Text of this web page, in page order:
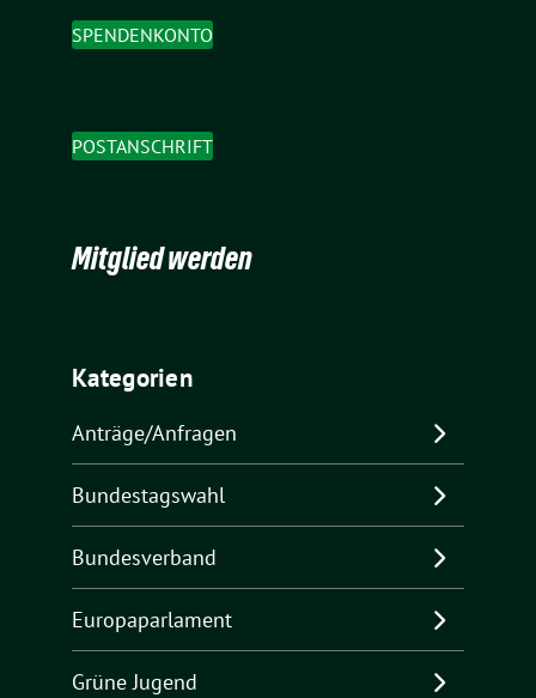
SPENDENKONTO
POSTANSCHRIFT
Mitglied werden
Kategorien
Anträge/Anfragen
Bundestagswahl
Bundesverband
Europaparlament
Grüne Jugend